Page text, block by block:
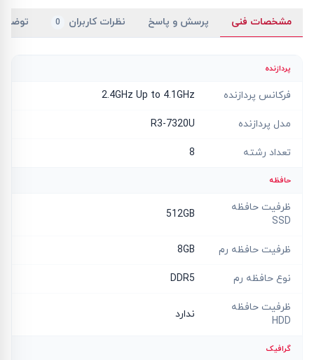
مشخصات فنی پرسش و پاسخ نظرات کاربران 0
پردازنده
فرکانس پردازنده 2.4GHz Up to 4.1GHz
مدل پردازنده R3-7320U
تعداد رشته 8
حافظه
ظرفیت حافظه
SSD
512GB
ظرفیت حافظه رم 8GB
نوع حافظه رم DDR5
ظرفیت حافظه
HDD
ندارد
گرافیک